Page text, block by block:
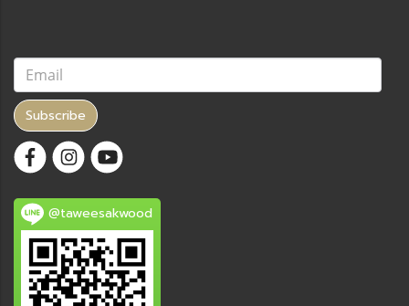
Subscribe
@taweesakwood